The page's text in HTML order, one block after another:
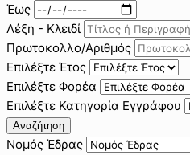
Έως
Λέξη - Κλειδί
Πρωτοκολλο/Αριθμός
Επιλέξτε Έτος
Επιλέξτε Φορέα
Επιλέξτε Κατηγορία Εγγράφου
Αναζήτηση
Νομός Έδρας